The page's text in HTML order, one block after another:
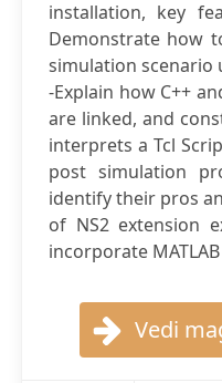
installation, key
Demonstrate how
simulation scenario
-Explain how C++
are linked, and
interprets a Tcl
post simulation
identify their pros
of NS2 extension
incorporate
Vedi